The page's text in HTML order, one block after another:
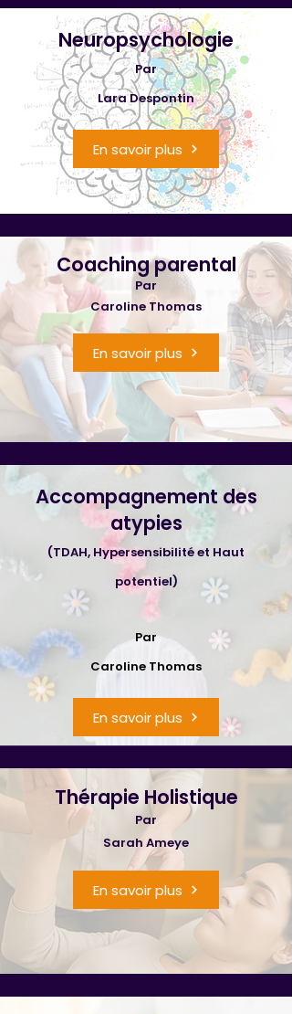
Neuropsychologie
Par
Lara Despontin
En savoir plus
Coaching parental
Par
Caroline Thomas
En savoir plus
Accompagnement des
atypies
(TDAH, Hypersensibilité et Haut
potentiel)
Par
Caroline Thomas
En savoir plus
Thérapie Holistique
Par
Sarah Ameye
En savoir plus